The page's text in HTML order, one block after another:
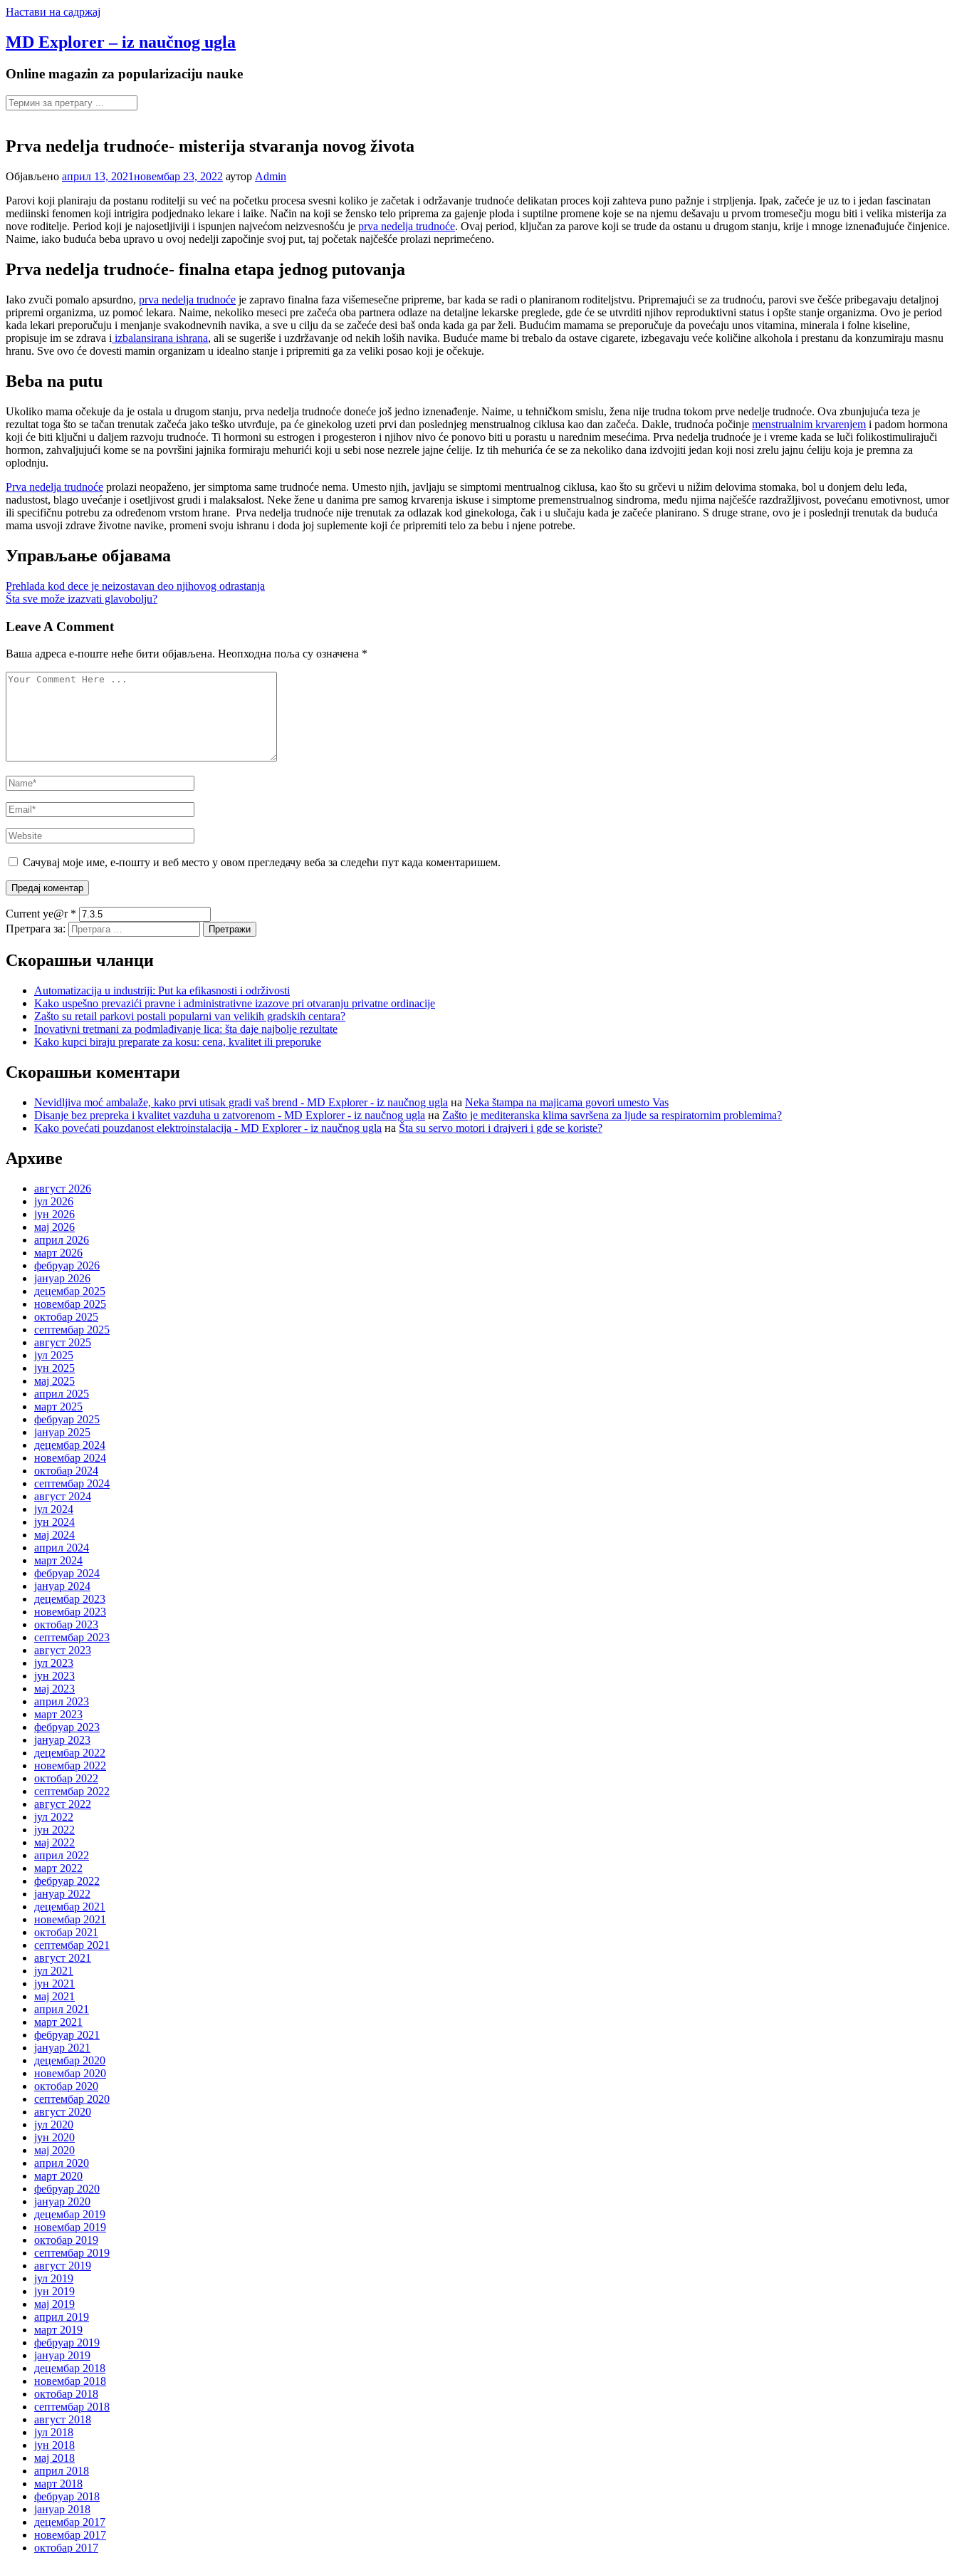
Настави на садржај
MD Explorer – iz naučnog ugla
Online magazin za popularizaciju nauke
Prva nedelja trudnoće- misterija stvaranja novog života
Објављено април 13, 2021новембар 23, 2022 аутор Admin
Parovi koji planiraju da postanu roditelji su već na početku procesa svesni koliko je začetak i održavanje trudnoće delikatan proces koji zahteva puno pažnje i strpljenja. Ipak, začeće je uz to i jedan fascinatan
mediinski fenomen koji intrigira podjednako lekare i laike. Način na koji se žensko telo priprema za gajenje ploda i suptilne promene koje se na njemu dešavaju u prvom tromesečju mogu biti i velika misterija za
nove roditelje. Period koji je najosetljiviji i ispunjen najvećom neizvesnošću je prva nedelja trudnoće. Ovaj period, ključan za parove koji se trude da ostanu u drugom stanju, krije i mnoge iznenađujuće činjenice.
Naime, iako buduća beba upravo u ovoj nedelji započinje svoj put, taj početak najčešće prolazi neprimećeno.
Prva nedelja trudnoće- finalna etapa jednog putovanja
Iako zvuči pomalo apsurdno, prva nedelja trudnoće je zapravo finalna faza višemesečne pripreme, bar kada se radi o planiranom roditeljstvu. Pripremajući se za trudnoću, parovi sve češće pribegavaju detaljnoj
pripremi organizma, uz pomoć lekara. Naime, nekoliko meseci pre začeća oba partnera odlaze na detaljne lekarske preglede, gde će se utvrditi njihov reproduktivni status i opšte stanje organizma. Ovo je period
kada lekari preporučuju i menjanje svakodnevnih navika, a sve u cilju da se začeće desi baš onda kada ga par želi. Budućim mamama se preporučuje da povećaju unos vitamina, minerala i folne kiseline,
propisuje im se zdrava i izbalansirana ishrana, ali se sugeriše i uzdržavanje od nekih loših navika. Buduće mame bi trebalo da ostave cigarete, izbegavaju veće količine alkohola i prestanu da konzumiraju masnu
hranu. Sve ovo će dovesti mamin organizam u idealno stanje i pripremiti ga za veliki posao koji je očekuje.
Beba na putu
Ukoliko mama očekuje da je ostala u drugom stanju, prva nedelja trudnoće doneće još jedno iznenađenje. Naime, u tehničkom smislu, žena nije trudna tokom prve nedelje trudnoće. Ova zbunjujuća teza je
rezultat toga što se tačan trenutak začeća jako teško utvrđuje, pa će ginekolog uzeti prvi dan poslednjeg menstrualnog ciklusa kao dan začeća. Dakle, trudnoća počinje menstrualnim krvarenjem i padom hormona
koji će biti ključni u daljem razvoju trudnoće. Ti hormoni su estrogen i progesteron i njihov nivo će ponovo biti u porastu u narednim mesećima. Prva nedelja trudnoće je i vreme kada se luči folikostimulirajuči
hormon, zahvaljujući kome se na površini jajnika formiraju mehurići koji u sebi nose nezrele jajne ćelije. Iz tih mehurića će se za nekoliko dana izdvojiti jedan koji nosi zrelu jajnu ćeliju koja je premna za
oplodnju.
Prva nedelja trudnoće prolazi neopaženo, jer simptoma same trudnoće nema. Umesto njih, javljaju se simptomi mentrualnog ciklusa, kao što su grčevi u nižim delovima stomaka, bol u donjem delu leđa,
nadustost, blago uvećanje i osetljivost grudi i malaksalost. Neke žene u danima pre samog krvarenja iskuse i simptome premenstrualnog sindroma, među njima najčešće razdražljivost, povećanu emotivnost, umor
ili specifičnu potrebu za određenom vrstom hrane. Prva nedelja trudnoće nije trenutak za odlazak kod ginekologa, čak i u slučaju kada je začeće planirano. S druge strane, ovo je i poslednji trenutak da buduća
mama usvoji zdrave životne navike, promeni svoju ishranu i doda joj suplemente koji će pripremiti telo za bebu i njene potrebe.
Управљање објавама
Prehlada kod dece je neizostavan deo njihovog odrastanja
Šta sve može izazvati glavobolju?
Leave A Comment
Ваша адреса е-поште неће бити објављена. Неопходна поља су означена *
Сачувај моје име, е-пошту и веб место у овом прегледачу веба за следећи пут када коментаришем.
Current ye@r *
Претрага за:
Скорашњи чланци
Automatizacija u industriji: Put ka efikasnosti i održivosti
Kako uspešno prevazići pravne i administrativne izazove pri otvaranju privatne ordinacije
Zašto su retail parkovi postali popularni van velikih gradskih centara?
Inovativni tretmani za podmlađivanje lica: šta daje najbolje rezultate
Kako kupci biraju preparate za kosu: cena, kvalitet ili preporuke
Скорашњи коментари
Nevidljiva moć ambalaže, kako prvi utisak gradi vaš brend - MD Explorer - iz naučnog ugla на Neka štampa na majicama govori umesto Vas
Disanje bez prepreka i kvalitet vazduha u zatvorenom - MD Explorer - iz naučnog ugla на Zašto je mediteranska klima savršena za ljude sa respiratornim problemima?
Kako povećati pouzdanost elektroinstalacija - MD Explorer - iz naučnog ugla на Šta su servo motori i drajveri i gde se koriste?
Архиве
август 2026
јул 2026
јун 2026
мај 2026
април 2026
март 2026
фебруар 2026
јануар 2026
децембар 2025
новембар 2025
октобар 2025
септембар 2025
август 2025
јул 2025
јун 2025
мај 2025
април 2025
март 2025
фебруар 2025
јануар 2025
децембар 2024
новембар 2024
октобар 2024
септембар 2024
август 2024
јул 2024
јун 2024
мај 2024
април 2024
март 2024
фебруар 2024
јануар 2024
децембар 2023
новембар 2023
октобар 2023
септембар 2023
август 2023
јул 2023
јун 2023
мај 2023
април 2023
март 2023
фебруар 2023
јануар 2023
децембар 2022
новембар 2022
октобар 2022
септембар 2022
август 2022
јул 2022
јун 2022
мај 2022
април 2022
март 2022
фебруар 2022
јануар 2022
децембар 2021
новембар 2021
октобар 2021
септембар 2021
август 2021
јул 2021
јун 2021
мај 2021
април 2021
март 2021
фебруар 2021
јануар 2021
децембар 2020
новембар 2020
октобар 2020
септембар 2020
август 2020
јул 2020
јун 2020
мај 2020
април 2020
март 2020
фебруар 2020
јануар 2020
децембар 2019
новембар 2019
октобар 2019
септембар 2019
август 2019
јул 2019
јун 2019
мај 2019
април 2019
март 2019
фебруар 2019
јануар 2019
децембар 2018
новембар 2018
октобар 2018
септембар 2018
август 2018
јул 2018
јун 2018
мај 2018
април 2018
март 2018
фебруар 2018
јануар 2018
децембар 2017
новембар 2017
октобар 2017